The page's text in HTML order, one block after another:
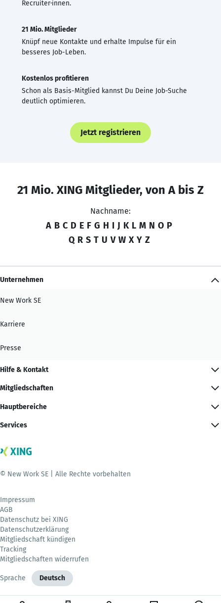
Recruiter·innen.
21 Mio. Mitglieder
Knüpf neue Kontakte und erhalte Impulse für ein
besseres Job-Leben.
Kostenlos profitieren
Schon als Basis-Mitglied kannst Du Deine Job-Suche
deutlich optimieren.
Jetzt registrieren
21 Mio. XING Mitglieder, von A bis Z
Nachname:
A B C D E F G H I J K L M N O P
Q R S T U V W X Y Z
Unternehmen
New Work SE
Karriere
Presse
Hilfe & Kontakt
Mitgliedschaften
Hauptbereiche
Services
© New Work SE | Alle Rechte vorbehalten
Impressum
AGB
Datenschutz bei XING
Datenschutzerklärung
Mitgliedschaft kündigen
Tracking
Mitgliedschaften widerrufen
Sprache Deutsch